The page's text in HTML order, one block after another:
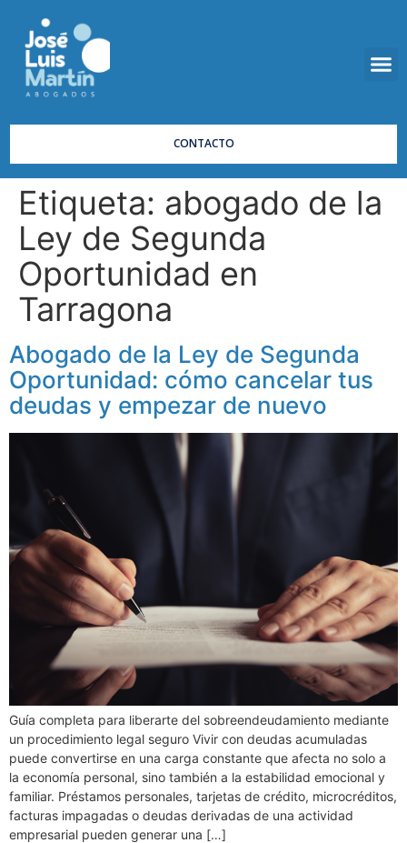
CONTACTO
Etiqueta: abogado de la
Ley de Segunda
Oportunidad en
Tarragona
Abogado de la Ley de Segunda
Oportunidad: cómo cancelar tus
deudas y empezar de nuevo
Guía completa para liberarte del sobreendeudamiento mediante
un procedimiento legal seguro Vivir con deudas acumuladas
puede convertirse en una carga constante que afecta no solo a
la economía personal, sino también a la estabilidad emocional y
familiar. Préstamos personales, tarjetas de crédito, microcréditos,
facturas impagadas o deudas derivadas de una actividad
empresarial pueden generar una […]